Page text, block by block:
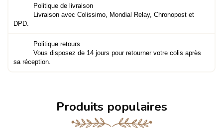
Politique de livraison
Livraison avec Colissimo, Mondial Relay, Chronopost et
DPD.
Politique retours
Vous disposez de 14 jours pour retourner votre colis après
sa réception.
Produits populaires